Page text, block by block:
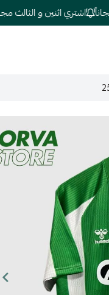
اشتري اثنين و الثالث مجاناً